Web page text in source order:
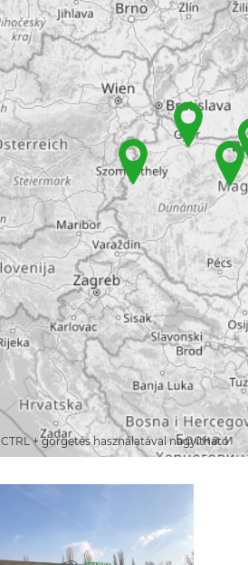
+ görgetés használatával nagyítható